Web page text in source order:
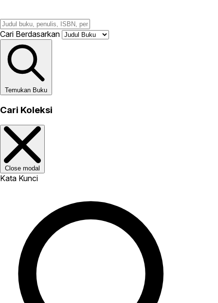
Cari Berdasarkan
Temukan Buku
Cari Koleksi
Close modal
Kata Kunci